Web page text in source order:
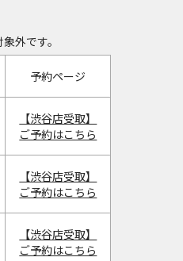
外です。
予約ページ
【渋谷店受取】
ご予約はこちら
【渋谷店受取】
ご予約はこちら
【渋谷店受取】
ご予約はこちら